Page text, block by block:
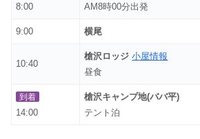
8:00
AM8時00分出発
9:00 横尾
10:40
槍沢ロッジ 小屋情報
昼食
到着
14:00
槍沢キャンプ地(ババ平)
テント泊